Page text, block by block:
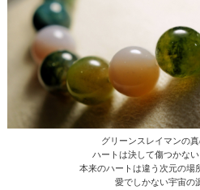
グリーンスレイマンの
ハートは決して傷つかない
本来のハートは違う次元の場
愛でしかない宇宙の